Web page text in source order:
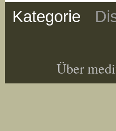
Kategorie
Über